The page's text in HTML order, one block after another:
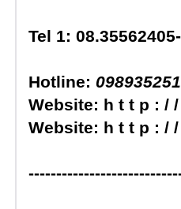
Tel 1: 08.35562405
Hotline:
Website: h t t p : /
Website: h t t p : /